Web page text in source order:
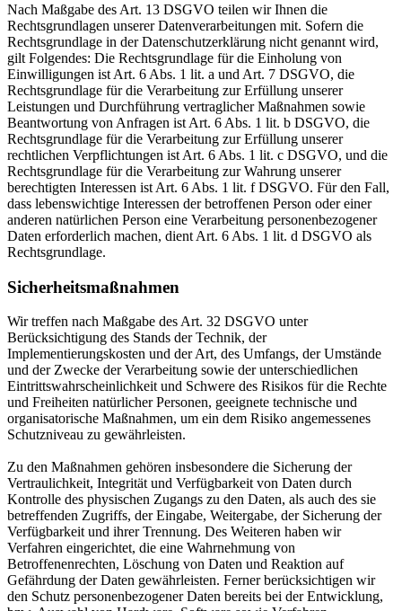
Nach Maßgabe des Art. 13 DSGVO teilen wir Ihnen die
Rechtsgrundlagen unserer Datenverarbeitungen mit. Sofern die
Rechtsgrundlage in der Datenschutzerklärung nicht genannt wird,
gilt Folgendes: Die Rechtsgrundlage für die Einholung von
Einwilligungen ist Art. 6 Abs. 1 lit. a und Art. 7 DSGVO, die
Rechtsgrundlage für die Verarbeitung zur Erfüllung unserer
Leistungen und Durchführung vertraglicher Maßnahmen sowie
Beantwortung von Anfragen ist Art. 6 Abs. 1 lit. b DSGVO, die
Rechtsgrundlage für die Verarbeitung zur Erfüllung unserer
rechtlichen Verpflichtungen ist Art. 6 Abs. 1 lit. c DSGVO, und die
Rechtsgrundlage für die Verarbeitung zur Wahrung unserer
berechtigten Interessen ist Art. 6 Abs. 1 lit. f DSGVO. Für den Fall,
dass lebenswichtige Interessen der betroffenen Person oder einer
anderen natürlichen Person eine Verarbeitung personenbezogener
Daten erforderlich machen, dient Art. 6 Abs. 1 lit. d DSGVO als
Rechtsgrundlage.
Sicherheitsmaßnahmen
Wir treffen nach Maßgabe des Art. 32 DSGVO unter
Berücksichtigung des Stands der Technik, der
Implementierungskosten und der Art, des Umfangs, der Umstände
und der Zwecke der Verarbeitung sowie der unterschiedlichen
Eintrittswahrscheinlichkeit und Schwere des Risikos für die Rechte
und Freiheiten natürlicher Personen, geeignete technische und
organisatorische Maßnahmen, um ein dem Risiko angemessenes
Schutzniveau zu gewährleisten.
Zu den Maßnahmen gehören insbesondere die Sicherung der
Vertraulichkeit, Integrität und Verfügbarkeit von Daten durch
Kontrolle des physischen Zugangs zu den Daten, als auch des sie
betreffenden Zugriffs, der Eingabe, Weitergabe, der Sicherung der
Verfügbarkeit und ihrer Trennung. Des Weiteren haben wir
Verfahren eingerichtet, die eine Wahrnehmung von
Betroffenenrechten, Löschung von Daten und Reaktion auf
Gefährdung der Daten gewährleisten. Ferner berücksichtigen wir
den Schutz personenbezogener Daten bereits bei der Entwicklung,